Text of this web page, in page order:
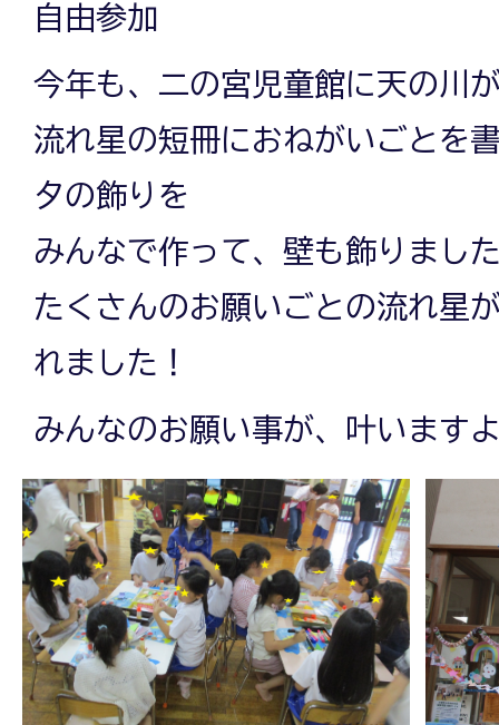
自由参加
今年も、二の宮児童館に天の川
流れ星の短冊におねがいごとを
夕の飾りを
みんなで作って、壁も飾りまし
たくさんのお願いごとの流れ星
れました！
みんなのお願い事が、叶います